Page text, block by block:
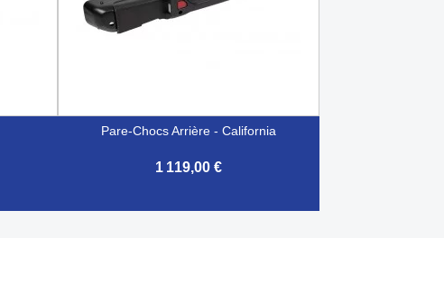
Pare-Chocs Arrière - California
1 119,00 €